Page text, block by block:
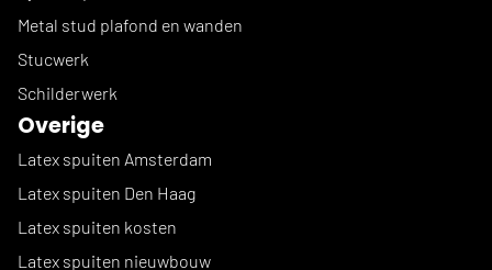
Metal stud plafond en wanden
Stucwerk
Schilderwerk
Overige
Latex spuiten Amsterdam
Latex spuiten Den Haag
Latex spuiten kosten
Latex spuiten nieuwbouw